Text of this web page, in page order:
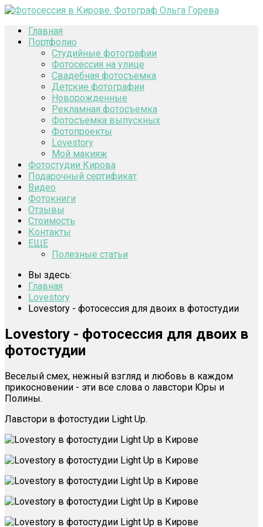
Главная
Портфолио
Студийные фотографии
Фотосессия на улице
Свадебная фотосъемка
Детские фотографии
Новорожденные
Рекламная фотосъемка
Фотосъемка выпускных
Фотопроекты
Lovestory
Мой макияж
Фотостудии Кирова
Подарочный сертификат
Видео
Фотокниги
Отзывы
Стоимость
Контакты
ЕЩЕ
Полезные статьи
Вы здесь:
Главная
Lovestory
Lovestory - фотосессия для двоих в фотостудии
Lovestory - фотосессия для двоих в
фотостудии
Веселый смех, нежный взгляд и любовь в каждом
прикосновении - эти все слова о лавстори Юры и
Полины.
Лавстори в фотостудии Light Up.